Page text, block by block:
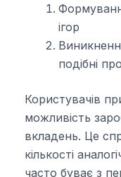
ігор
подібні
Користувачів
можливість
вкладень. Це
кількості
часто буває з